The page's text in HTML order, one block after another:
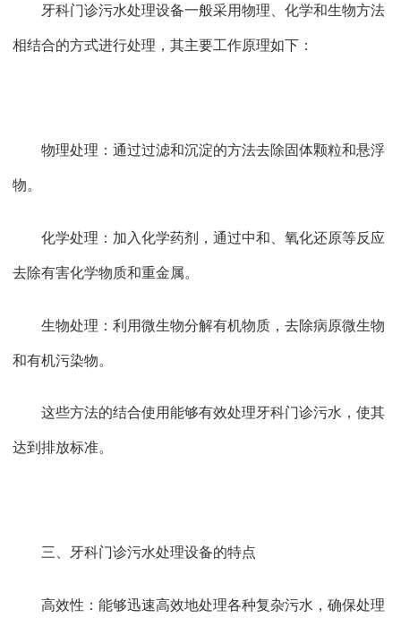
牙科门诊污水处理设备一般采用物理、化学和生物方法
相结合的方式进行处理，其主要工作原理如下：
物理处理：通过过滤和沉淀的方法去除固体颗粒和悬浮
物。
化学处理：加入化学药剂，通过中和、氧化还原等反应
去除有害化学物质和重金属。
生物处理：利用微生物分解有机物质，去除病原微生物
和有机污染物。
这些方法的结合使用能够有效处理牙科门诊污水，使其
达到排放标准。
三、牙科门诊污水处理设备的特点
高效性：能够迅速高效地处理各种复杂污水，确保处理